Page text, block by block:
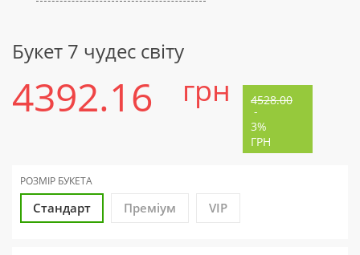
Букет 7 чудес світу
4392.16 грн 4528.00
-
3%
ГРН
РОЗМІР БУКЕТА
Стандарт Преміум VIP